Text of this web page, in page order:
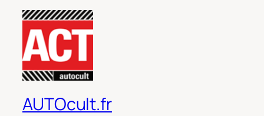
AUTOcult.fr